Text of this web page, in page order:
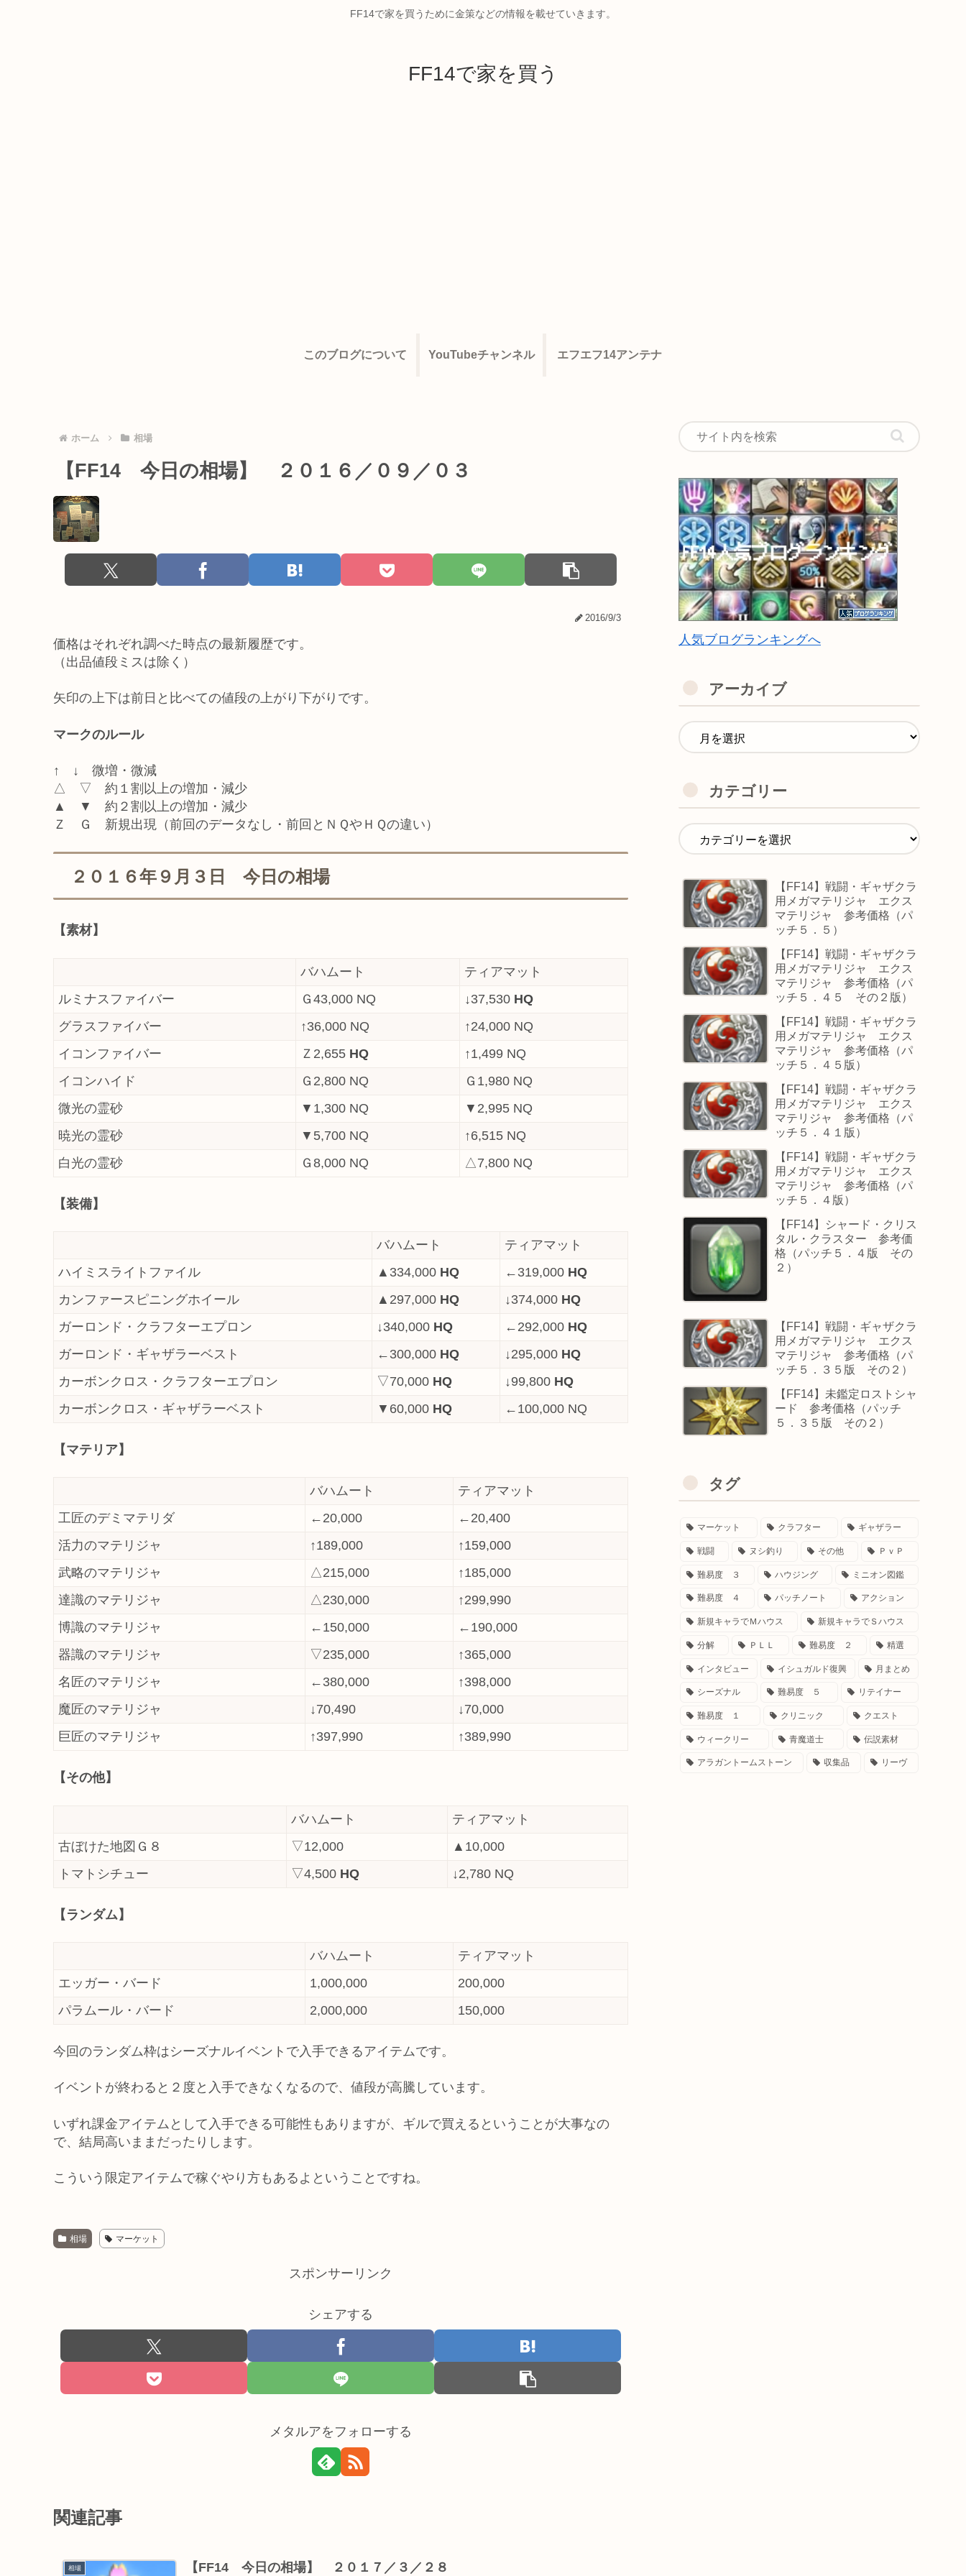
FF14で家を買うために金策などの情報を載せていきます。
FF14で家を買う
このブログについて YouTubeチャンネル エフエフ14アンテナ
ホーム 相場
【FF14 今日の相場】 ２０１６／０９／０３
2016/9/3
価格はそれぞれ調べた時点の最新履歴です。
（出品値段ミスは除く）
矢印の上下は前日と比べての値段の上がり下がりです。
マークのルール
↑ ↓ 微増・微減
△ ▽ 約１割以上の増加・減少
▲ ▼ 約２割以上の増加・減少
Ｚ Ｇ 新規出現（前回のデータなし・前回とＮＱやＨＱの違い）
２０１６年９月３日 今日の相場
【素材】
バハムート
ティアマット
ルミナスファイバー
Ｇ43,000 NQ ↓37,530 HQ
グラスファイバー
↑36,000 NQ
↑24,000 NQ
イコンファイバー
Ｚ2,655 HQ
↑1,499 NQ
イコンハイド
Ｇ2,800 NQ
Ｇ1,980 NQ
微光の霊砂
▼1,300 NQ
▼2,995 NQ
暁光の霊砂
▼5,700 NQ
↑6,515 NQ
白光の霊砂
Ｇ8,000 NQ △7,800 NQ
【装備】
バハムート
ティアマット
ハイミスライトファイル
▲334,000 HQ ←319,000 HQ
カンファースピニングホイール
▲297,000 HQ ↓374,000 HQ
ガーロンド・クラフターエプロン
↓340,000 HQ ←292,000 HQ
ガーロンド・ギャザラーベスト
←300,000 HQ ↓295,000 HQ
カーボンクロス・クラフターエプロン
▽70,000 HQ ↓99,800 HQ
カーボンクロス・ギャザラーベスト
▼60,000 HQ ←100,000 NQ
【マテリア】
バハムート
ティアマット
工匠のデミマテリダ
←20,000
←20,400
活力のマテリジャ
↑189,000
↑159,000
武略のマテリジャ
△215,000
↑185,000
達識のマテリジャ
△230,000
↑299,990
博識のマテリジャ
←150,000
←190,000
器識のマテリジャ
▽235,000
↑365,000
名匠のマテリジャ
←380,000
↑398,000
魔匠のマテリジャ
↓70,490
↓70,000
巨匠のマテリジャ
↑397,990 ↑389,990
【その他】
バハムート
ティアマット
古ぼけた地図Ｇ８
▽12,000
▲10,000
トマトシチュー
▽4,500 HQ ↓2,780 NQ
【ランダム】
バハムート
ティアマット
エッガー・バード
1,000,000
200,000
パラムール・バード
2,000,000 150,000
今回のランダム枠はシーズナルイベントで入手できるアイテムです。
イベントが終わると２度と入手できなくなるので、値段が高騰しています。
いずれ課金アイテムとして入手できる可能性もありますが、ギルで買えるということが大事なの
で、結局高いままだったりします。
こういう限定アイテムで稼ぐやり方もあるよということですね。
相場 マーケット
スポンサーリンク
シェアする
メタルアをフォローする
関連記事
相場 【FF14 今日の相場】 ２０１７／３／２８
人気ブログランキングへ
アーカイブ
カテゴリー
【FF14】戦闘・ギャザクラ
用メガマテリジャ エクス
マテリジャ 参考価格（パ
ッチ５．５）
【FF14】戦闘・ギャザクラ
用メガマテリジャ エクス
マテリジャ 参考価格（パ
ッチ５．４５ その２版）
【FF14】戦闘・ギャザクラ
用メガマテリジャ エクス
マテリジャ 参考価格（パ
ッチ５．４５版）
【FF14】戦闘・ギャザクラ
用メガマテリジャ エクス
マテリジャ 参考価格（パ
ッチ５．４１版）
【FF14】戦闘・ギャザクラ
用メガマテリジャ エクス
マテリジャ 参考価格（パ
ッチ５．４版）
【FF14】シャード・クリス
タル・クラスター 参考価
格（パッチ５．４版 その
２）
【FF14】戦闘・ギャザクラ
用メガマテリジャ エクス
マテリジャ 参考価格（パ
ッチ５．３５版 その２）
【FF14】未鑑定ロストシャ
ード 参考価格（パッチ
５．３５版 その２）
タグ
マーケット クラフター ギャザラー
戦闘 ヌシ釣り その他 ＰｖＰ
難易度 ３ ハウジング ミニオン図鑑
難易度 ４ パッチノート アクション
新規キャラでＭハウス 新規キャラでＳハウス
分解 ＰＬＬ 難易度 ２ 精選
インタビュー イシュガルド復興 月まとめ
シーズナル 難易度 ５ リテイナー
難易度 １ クリニック クエスト
ウィークリー 青魔道士 伝説素材
アラガントームストーン 収集品 リーヴ